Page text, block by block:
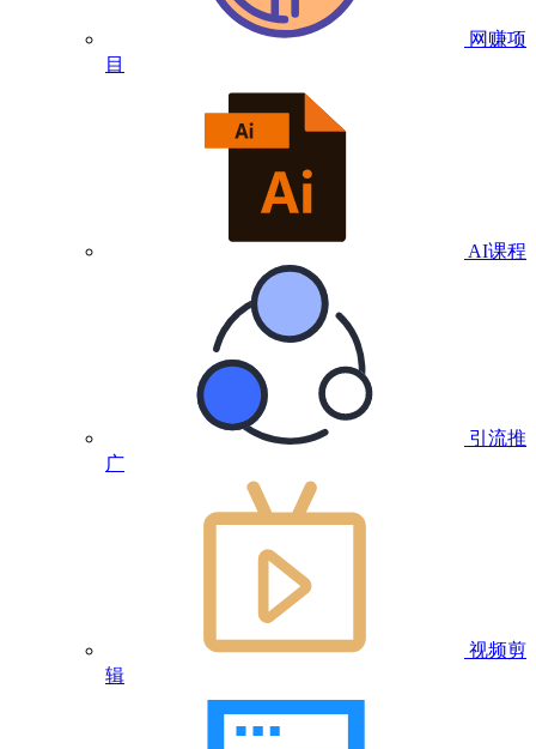
网赚项
目
AI课程
引流推
广
视频剪
辑